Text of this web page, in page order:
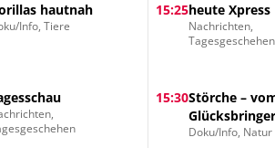
hautnah
Info, Tiere
15:25heute Xpress
Nachrichten,
Tagesgeschehen
15:30Störche –
Störenfried?
Doku/Info, Natur